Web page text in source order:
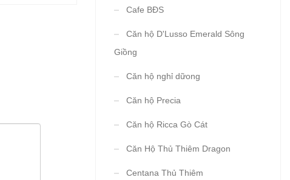
Cafe BĐS
Căn hộ D'Lusso Emerald Sông
Giồng
Căn hộ nghỉ dữong
Căn hộ Precia
Căn hộ Ricca Gò Cát
Căn Hộ Thủ Thiêm Dragon
Centana Thủ Thiêm